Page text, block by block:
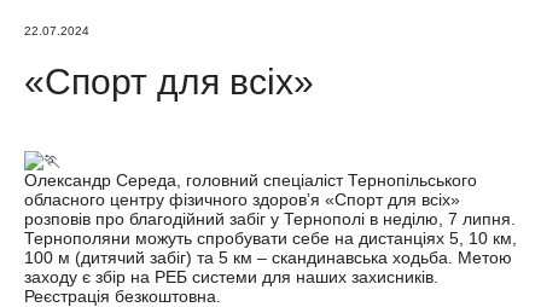
22.07.2024
«Спорт для всіх»
Олександр Середа, головний спеціаліст Тернопільського
обласного центру фізичного здоровʼя «Спорт для всіх»
розповів про благодійний забіг у Тернополі в неділю, 7 липня.
Тернополяни можуть спробувати себе на дистанціях 5, 10 км,
100 м (дитячий забіг) та 5 км – скандинавська ходьба. Метою
заходу є збір на РЕБ системи для наших захисників.
Реєстрація безкоштовна.